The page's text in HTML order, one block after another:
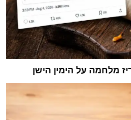
מלחמה על הימין הישן